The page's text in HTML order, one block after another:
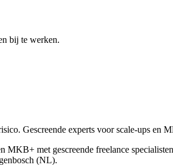
bij te werken.
Gescreende experts voor scale-ups en
MKB+ met gescreende freelance
(NL).